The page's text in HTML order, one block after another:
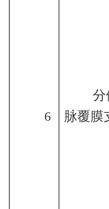
6
分
脉覆膜